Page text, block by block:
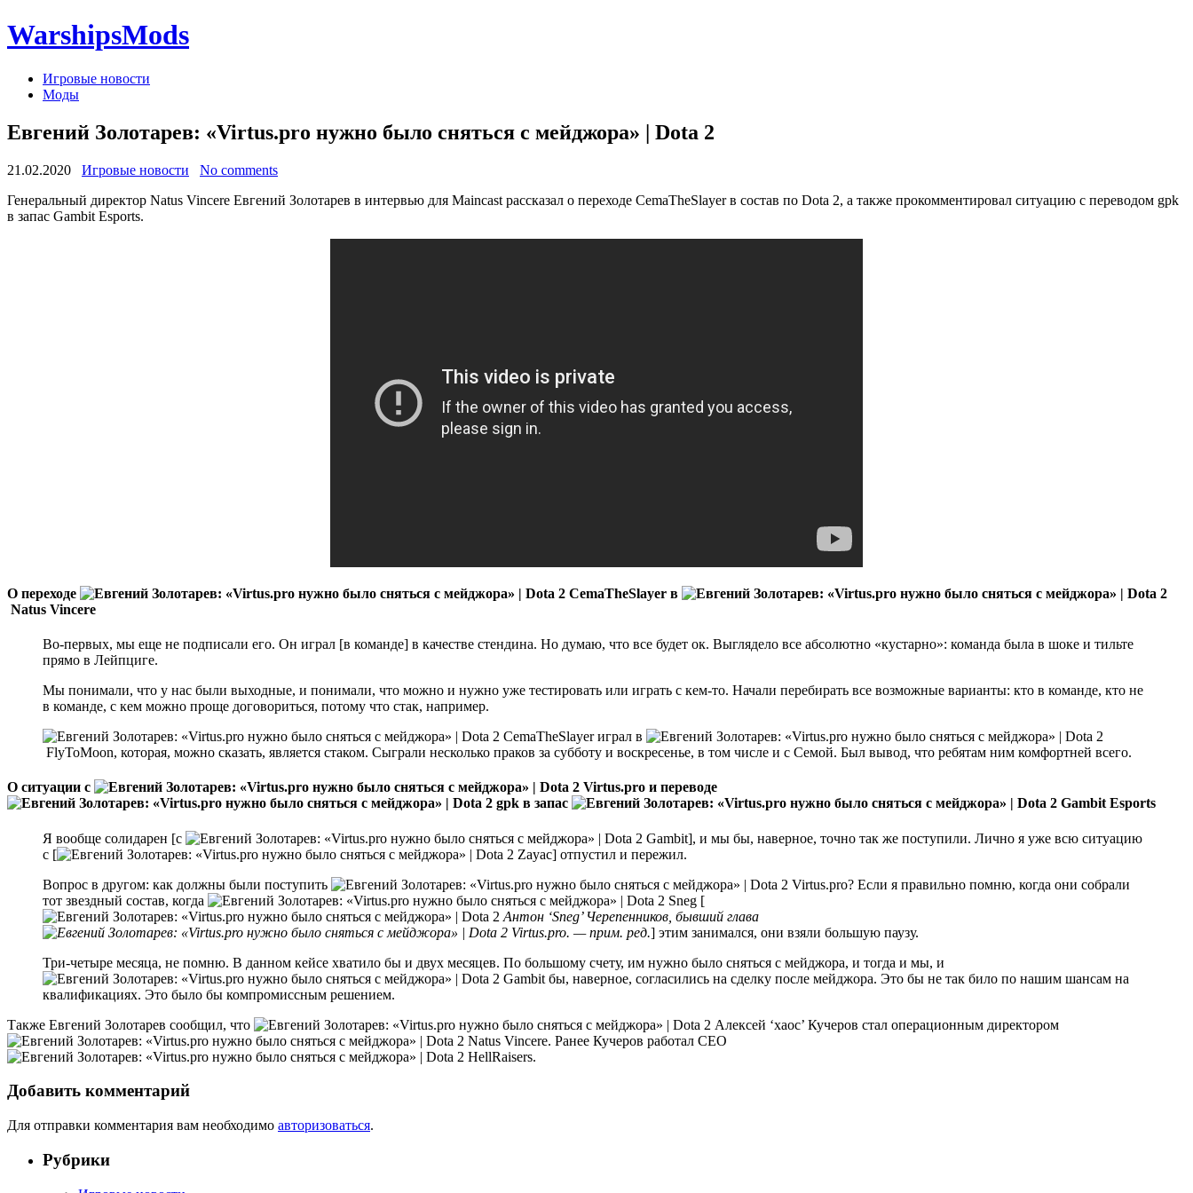
WarshipsMods
Игровые новости
Моды
Евгений Золотарев: «Virtus.pro нужно было сняться с мейджора» | Dota 2
21.02.2020 Игровые новости
No comments
Генеральный директор Natus Vincere Евгений Золотарев в интервью для Maincast рассказал о переходе CemaTheSlayer в состав по Dota 2, а также прокомментировал ситуацию с переводом gpk
в запас Gambit Esports.
О переходе
CemaTheSlayer в
Natus Vincere
Во-первых, мы еще не подписали его. Он играл [в команде] в качестве стендина. Но думаю, что все будет ок. Выглядело все абсолютно «кустарно»: команда была в шоке и тильте
прямо в Лейпциге.
Мы понимали, что у нас были выходные, и понимали, что можно и нужно уже тестировать или играть с кем-то. Начали перебирать все возможные варианты: кто в команде, кто не
в команде, с кем можно проще договориться, потому что стак, например.
CemaTheSlayer играл в
FlyToMoon, которая, можно сказать, является стаком. Сыграли несколько праков за субботу и воскресенье, в том числе и с Семой. Был вывод, что ребятам ним комфортней всего.
О ситуации с
Virtus.pro и переводе
gpk в запас
Gambit Esports
Я вообще солидарен [с
Gambit], и мы бы, наверное, точно так же поступили. Лично я уже всю ситуацию
с [
Zayac] отпустил и пережил.
Вопрос в другом: как должны были поступить
Virtus.pro? Если я правильно помню, когда они собрали
тот звездный состав, когда
Sneg [
Антон ‘Sneg’ Черепенников, бывший глава
Virtus.pro. — прим. ред.] этим занимался, они взяли большую паузу.
Три-четыре месяца, не помню. В данном кейсе хватило бы и двух месяцев. По большому счету, им нужно было сняться с мейджора, и тогда и мы, и
Gambit бы, наверное, согласились на сделку после мейджора. Это бы не так било по нашим шансам на
квалификациях. Это было бы компромиссным решением.
Также Евгений Золотарев сообщил, что
Алексей ‘xaoc’ Кучеров стал операционным директором
Natus Vincere. Ранее Кучеров работал CEO
HellRaisers.
Добавить комментарий
Для отправки комментария вам необходимо авторизоваться.
Рубрики